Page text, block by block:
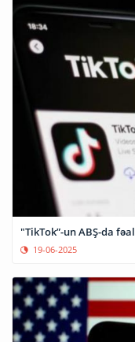
"TikTok”-un ABŞ-da
19-06-2025